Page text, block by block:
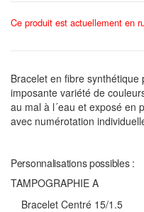
Ce produit est actuellement en
Bracelet en fibre
imposante variété de
au mal à l´eau et exposé en
avec numérotation
Personnalisations possibles :
TAMPOGRAPHIE A
Bracelet Centré 15/1.5